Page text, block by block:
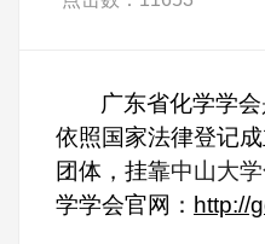
广东省化学学
依照国家法律登记
团体，挂靠中山大学
学学会官网： http://